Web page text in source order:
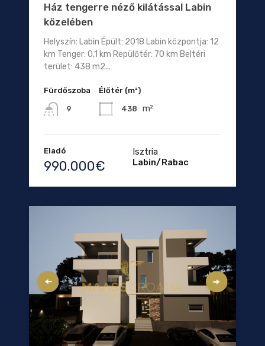
Ház tengerre néző kilátással Labin
közelében
Helyszín: Labin Épült: 2018 Labin központja: 12
km Tenger: 0,1 km Repülőtér: 70 km Beltéri
terület: 438 m2...
Fürdőszoba
9
Élőtér (m²)
438 m²
Eladó
990.000€
Isztria
Labin/Rabac